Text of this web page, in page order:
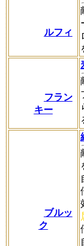
ルフィ
フラン
キー
ブルッ
ク